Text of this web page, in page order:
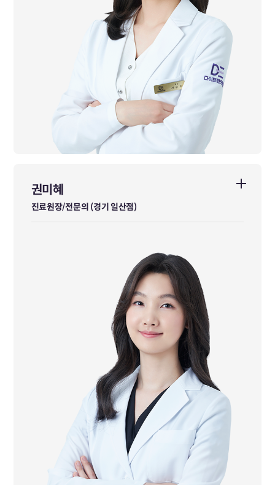
권미혜
진료원장/전문의 (경기 일산점)
권미혜
진료원장/전문의 (경기 일산점)
경희대부속한방병원 일반수련의 수료
경희대부속한방병원 전문수련의 수료
前 효성요양병원 한방과장
前 참바른한방병원 진료원장
前 경희한방병원 진료원장
前 경희의료원 중풍센터 및 한의면역암센터 재직 수련의